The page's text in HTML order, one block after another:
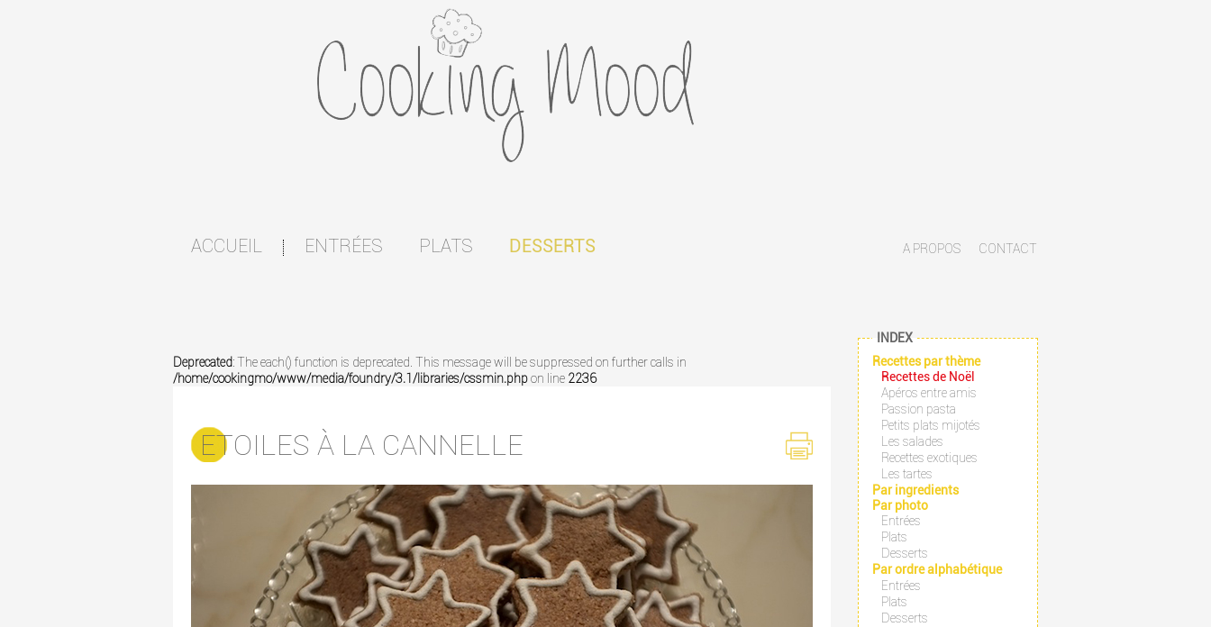
ACCUEIL ENTRÉES PLATS DESSERTS A PROPOS CONTACT
Deprecated: The each() function is deprecated. This message will be suppressed on further calls in
/home/cookingmo/www/media/foundry/3.1/libraries/cssmin.phpon line 2236
ETOILES À LA CANNELLE
INDEX
Recettes par thème
Recettes de Noël
Apéros entre amis
Passion pasta
Petits plats mijotés
Les salades
Recettes exotiques
Les tartes
Par ingredients
Par photo
Entrées
Plats
Desserts
Par ordre alphabétique
Entrées
Plats
Desserts